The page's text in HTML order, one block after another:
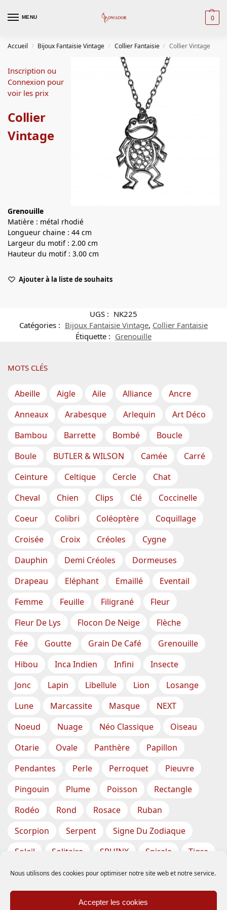
Nous utilisons des cookies pour optimiser notre site web et notre service.
Accepter les cookies
MENU 0
Accueil / Bijoux Fantaisie Vintage / Collier Fantaisie / Collier Vintage
Inscription ou
Connexion pour
voir les prix
Collier
Vintage
Grenouille
Matière : métal rhodié
Longueur chaine : 44 cm
Largeur du motif : 2.00 cm
Hauteur du motif : 3.00 cm
Ajouter à la liste de souhaits
UGS : NK225
Catégories : Bijoux Fantaisie Vintage, Collier Fantaisie
Étiquette : Grenouille
MOTS CLÉS
Abeille Aigle Aile Alliance
Ancre
Anneaux
Arabesque Arlequin
Art Déco
Bambou
Barrette Bombé
Boucle
Boule
BUTLER & WILSON Camée
Carré
Ceinture
Celtique Cercle
Chat
Cheval
Chien Clips Clé
Coccinelle
Coeur
Colibri Coléoptère
Coquillage
Croisée
Croix Créoles
Cygne
Dauphin
Demi Créoles
Dormeuses
Drapeau
Eléphant Emaillé
Eventail
Femme
Feuille Filigrané
Fleur
Fleur De Lys
Flocon De Neige
Flèche
Fée
Goutte Grain De Café
Grenouille
Hibou
Inca Indien Infini
Insecte
Jonc
Lapin Libellule Lion
Losange
Lune
Marcassite Masque
NEXT
Noeud
Nuage Néo Classique
Oiseau
Otarie
Ovale Panthère
Papillon
Pendantes
Perle Perroquet
Pieuvre
Pingouin
Plume Poisson
Rectangle
Rodéo
Rond Rosace
Ruban
Scorpion
Serpent
Signe Du Zodiaque
Soleil
Solitaire SPHINX Spirale
Tigre
Torsade
Tortue Train
Tresse
Triangle
Trèfle Tête Vase
Étoile